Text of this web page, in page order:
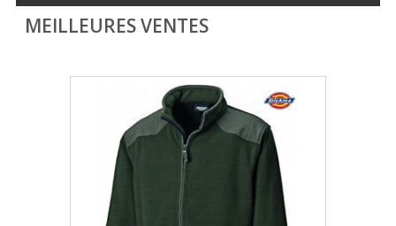
MEILLEURES VENTES